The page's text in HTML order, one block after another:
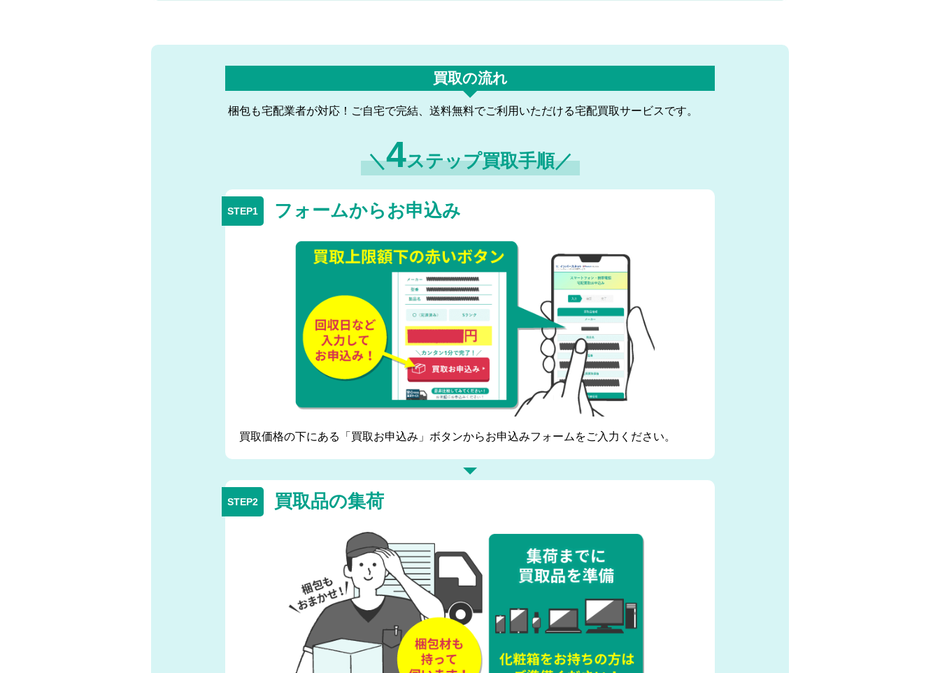
買取の流れ
梱包も宅配業者が対応！ご自宅で完結、送料無料でご利用いただける宅配買取サービスです。
＼4ステップ買取手順／
フォームからお申込み
買取価格の下にある「買取お申込み」ボタンからお申込みフォームをご入力ください。
買取品の集荷